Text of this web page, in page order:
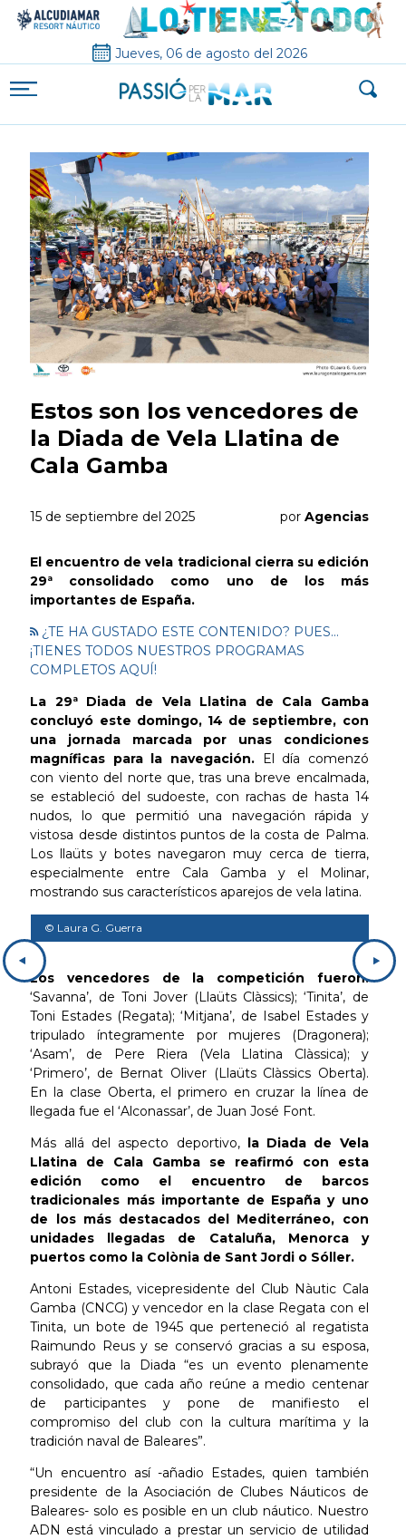
Jueves, 06 de agosto del 2026
Estos son los vencedores de
la Diada de Vela Llatina de
Cala Gamba
15 de septiembre del 2025 por Agencias
El encuentro de vela tradicional cierra su edición
29ª consolidado como uno de los más
importantes de España.
¿TE HA GUSTADO ESTE CONTENIDO? PUES...
¡TIENES TODOS NUESTROS PROGRAMAS
COMPLETOS AQUÍ!
La 29ª Diada de Vela Llatina de Cala Gamba
concluyó este domingo, 14 de septiembre, con
una jornada marcada por unas condiciones
magníficas para la navegación. El día comenzó
con viento del norte que, tras una breve encalmada,
se estableció del sudoeste, con rachas de hasta 14
nudos, lo que permitió una navegación rápida y
vistosa desde distintos puntos de la costa de Palma.
Los llaüts y botes navegaron muy cerca de tierra,
especialmente entre Cala Gamba y el Molinar,
mostrando sus característicos aparejos de vela latina.
© Laura G. Guerra
Los vencedores de la competición fueron:
‘Savanna’, de Toni Jover (Llaüts Clàssics); ‘Tinita’, de
Toni Estades (Regata); ‘Mitjana’, de Isabel Estades y
tripulado íntegramente por mujeres (Dragonera);
‘Asam’, de Pere Riera (Vela Llatina Clàssica); y
‘Primero’, de Bernat Oliver (Llaüts Clàssics Oberta).
En la clase Oberta, el primero en cruzar la línea de
llegada fue el ‘Alconassar’, de Juan José Font.
Más allá del aspecto deportivo, la Diada de Vela
Llatina de Cala Gamba se reafirmó con esta
edición como el encuentro de barcos
tradicionales más importante de España y uno
de los más destacados del Mediterráneo, con
unidades llegadas de Cataluña, Menorca y
puertos como la Colònia de Sant Jordi o Sóller.
Antoni Estades, vicepresidente del Club Nàutic Cala
Gamba (CNCG) y vencedor en la clase Regata con el
Tinita, un bote de 1945 que perteneció al regatista
Raimundo Reus y se conservó gracias a su esposa,
subrayó que la Diada “es un evento plenamente
consolidado, que cada año reúne a medio centenar
de participantes y pone de manifiesto el
compromiso del club con la cultura marítima y la
tradición naval de Baleares”.
“Un encuentro así -añadio Estades, quien también
presidente de la Asociación de Clubes Náuticos de
Baleares- solo es posible en un club náutico. Nuestro
ADN está vinculado a prestar un servicio de utilidad